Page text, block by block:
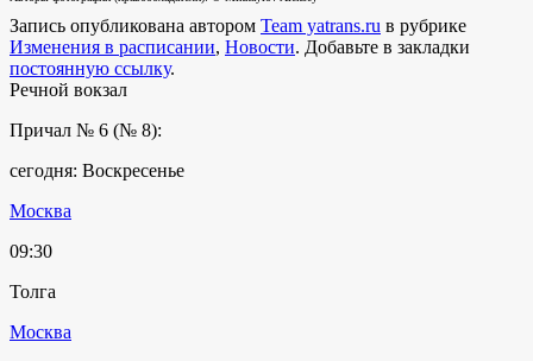
Запись опубликована автором Team yatrans.ru в рубрике
Изменения в расписании, Новости. Добавьте в закладки
постоянную ссылку.
Речной вокзал
Причал № 6 (№ 8):
сегодня: Воскресенье
Москва
09:30
Толга
Москва